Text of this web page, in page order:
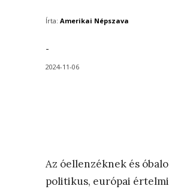
Írta: Amerikai Népszava
-
2024-11-06
Az óellenzéknek és
politikus, európai